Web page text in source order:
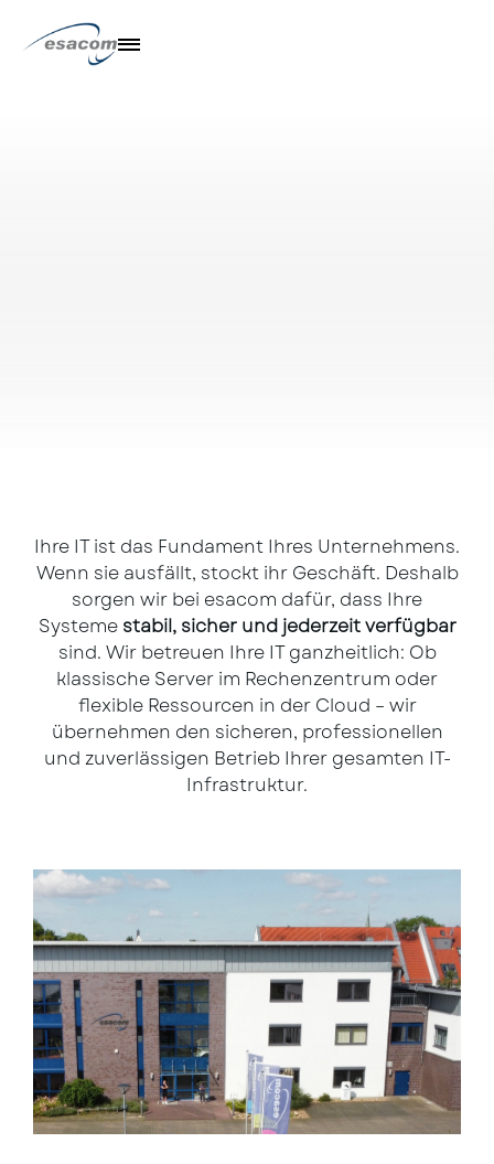
Ihre IT ist das Fundament Ihres Unternehmens.
Wenn sie ausfällt, stockt ihr Geschäft. Deshalb
sorgen wir bei esacom dafür, dass Ihre
Systeme stabil, sicher und jederzeit verfügbar
sind. Wir betreuen Ihre IT ganzheitlich: Ob
klassische Server im Rechenzentrum oder
flexible Ressourcen in der Cloud – wir
übernehmen den sicheren, professionellen
und zuverlässigen Betrieb Ihrer gesamten IT-
Infrastruktur.